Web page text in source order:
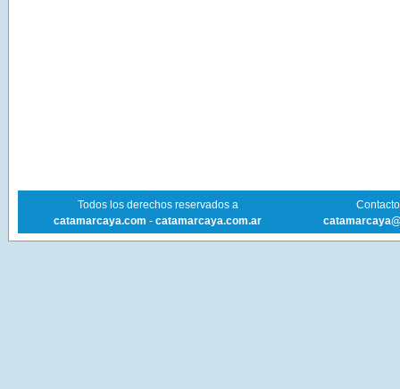
Todos los derechos reservados a
catamarcaya.com - catamarcaya.com.ar